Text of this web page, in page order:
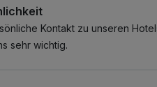
Disney-Klassiker.
perfekt
Kontakt zu unseren
sehr wichtig.